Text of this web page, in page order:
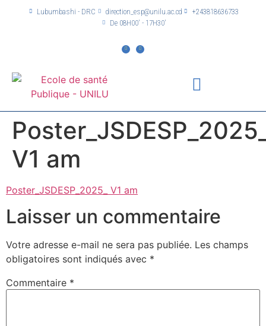
Lubumbashi - DRC direction_esp@unilu.ac.cd
+243818636733
De 08H00' - 17H30'
V1 am
Poster_JSDESP_2025_ V1 am
Laisser un commentaire
Votre adresse e-mail ne sera pas publiée. Les champs
obligatoires sont indiqués avec *
Commentaire *